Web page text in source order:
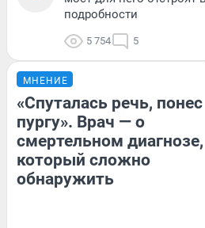
подробности
5 754 5
МНЕНИЕ
«Спуталась речь, понес
пургу». Врач — о
смертельном диагнозе,
который сложно
обнаружить